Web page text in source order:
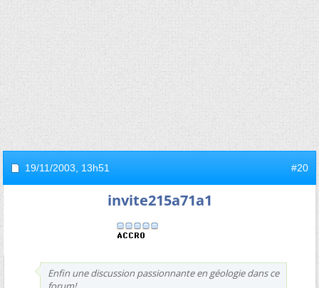
19/11/2003, 13h51 #20
invite215a71a1
Enfin une discussion passionnante en géologie dans ce